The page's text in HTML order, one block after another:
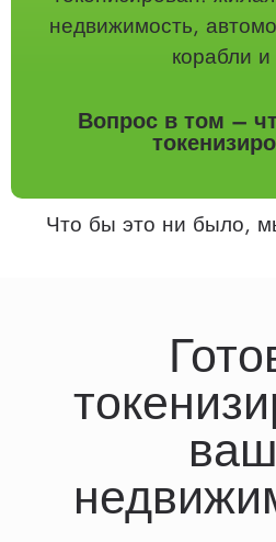
недвижимость,
корабли
Вопрос в том –
Что бы это ни было,